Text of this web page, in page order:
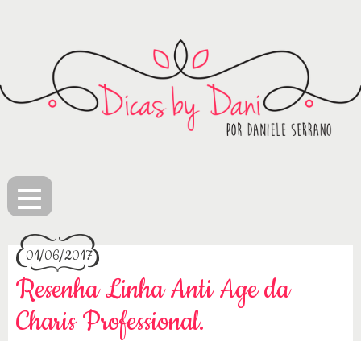
≡
01/06/2017
Resenha Linha Anti Age da
Charis Professional.